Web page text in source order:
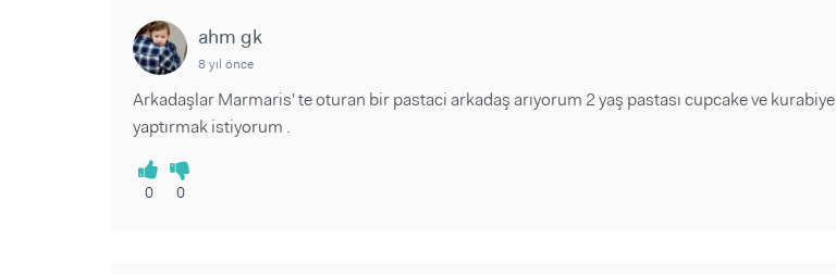
ahm gk
8 yıl önce
Arkadaşlar Marmaris' te oturan bir pastaci arkadaş arıyorum 2 yaş pastası cupcake ve kurabiye
yaptırmak istiyorum .
0 0